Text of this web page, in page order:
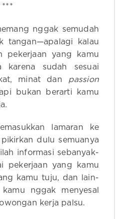
***
nggak semudah
tangan—apalagi kalau
pekerjaan yang kamu
karena sudah sesuai
minat dan passion
bukan berarti kamu
lamaran ke
dulu semuanya
informasi sebanyak-
pekerjaan yang kamu
kamu tuju, dan lain-
nggak menyesal
kerja palsu.